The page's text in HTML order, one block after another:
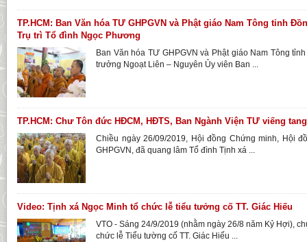
TP.HCM: Ban Văn hóa TƯ GHPGVN và Phật giáo Nam Tông tỉnh
Trụ trì Tổ đình Ngọc Phương
Ban Văn hóa TƯ GHPGVN và Phật giáo Nam Tông
trưởng Ngoạt Liên – Nguyên Ủy viên Ban ...
TP.HCM: Chư Tôn đức HĐCM, HĐTS, Ban Ngành Viện TƯ viếng
Chiều ngày 26/09/2019, Hội đồng Chứng minh, Hội
GHPGVN, đã quang lâm Tổ đình Tịnh xá ...
Video: Tịnh xá Ngọc Minh tổ chức lễ tiểu tưởng cố TT. Giác Hiếu
VTO - Sáng 24/9/2019 (nhằm ngày 26/8 năm Kỷ Hợi),
chức lễ Tiểu tường cố TT. Giác Hiếu ...